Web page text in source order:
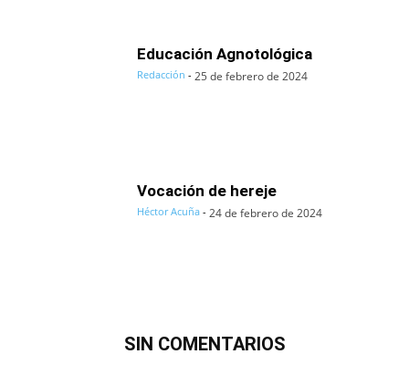
Educación Agnotológica
Redacción - 25 de febrero de 2024
Vocación de hereje
Héctor Acuña - 24 de febrero de 2024
SIN COMENTARIOS